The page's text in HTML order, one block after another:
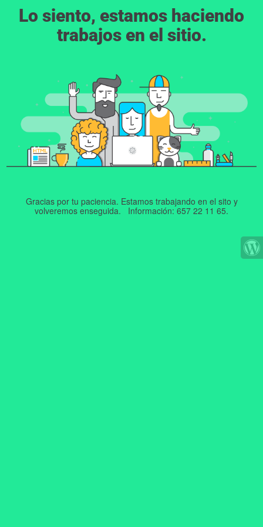
Lo siento, estamos haciendo
trabajos en el sitio.
Gracias por tu paciencia. Estamos trabajando en el sito y
volveremos enseguida. Información: 657 22 11 65.